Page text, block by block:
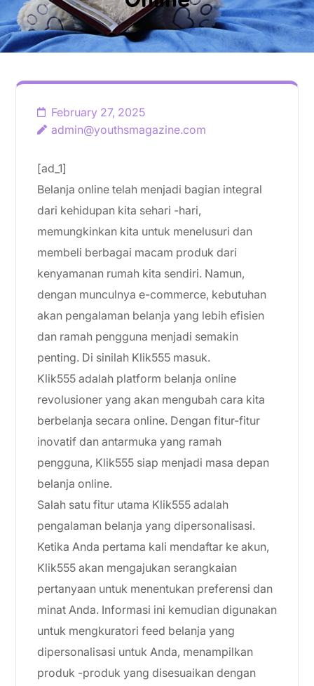
February 27, 2025
admin@youthsmagazine.com
[ad_1]
Belanja online telah menjadi bagian integral
dari kehidupan kita sehari -hari,
memungkinkan kita untuk menelusuri dan
membeli berbagai macam produk dari
kenyamanan rumah kita sendiri. Namun,
dengan munculnya e-commerce, kebutuhan
akan pengalaman belanja yang lebih efisien
dan ramah pengguna menjadi semakin
penting. Di sinilah Klik555 masuk.
Klik555 adalah platform belanja online
revolusioner yang akan mengubah cara kita
berbelanja secara online. Dengan fitur-fitur
inovatif dan antarmuka yang ramah
pengguna, Klik555 siap menjadi masa depan
belanja online.
Salah satu fitur utama Klik555 adalah
pengalaman belanja yang dipersonalisasi.
Ketika Anda pertama kali mendaftar ke akun,
Klik555 akan mengajukan serangkaian
pertanyaan untuk menentukan preferensi dan
minat Anda. Informasi ini kemudian digunakan
untuk mengkuratori feed belanja yang
dipersonalisasi untuk Anda, menampilkan
produk -produk yang disesuaikan dengan